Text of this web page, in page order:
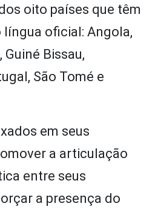
oito países que têm
oficial: Angola,
Guiné Bissau,
São Tomé e
em seus
a articulação
entre seus
a presença do